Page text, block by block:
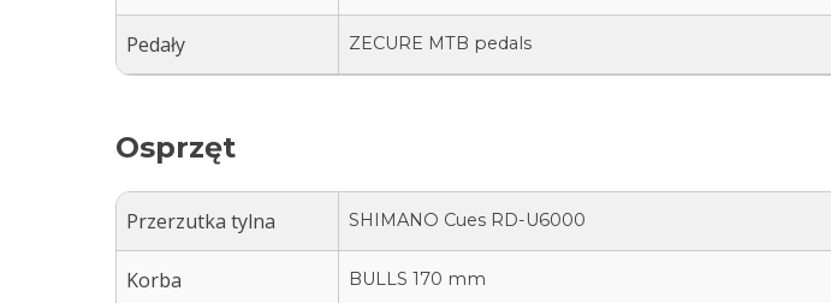
Pedały ZECURE MTB pedals
Osprzęt
Przerzutka tylna SHIMANO Cues RD-U6000
Korba BULLS 170 mm